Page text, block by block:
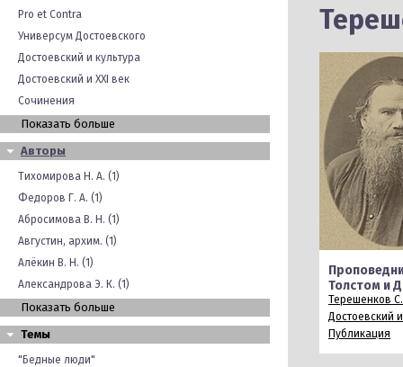
Pro et Contra
Универсум Достоевского
Достоевский и культура
Достоевский и XXI век
Сочинения
Показать больше
Авторы
Тихомирова Н. А. (1)
Федоров Г. А. (1)
Абросимова В. Н. (1)
Августин, архим. (1)
Алёкин В. Н. (1)
Александрова Э. К. (1)
Показать больше
Темы
"Бедные люди"
Толстом и
Терешенков
Достоевский
Публикация